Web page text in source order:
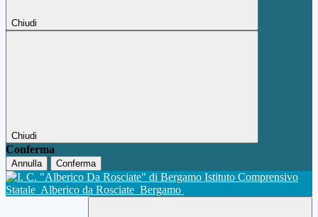
Chiudi
Chiudi
Conferma
Annulla Conferma
Istituto Comprensivo
Statale Alberico da Rosciate Bergamo